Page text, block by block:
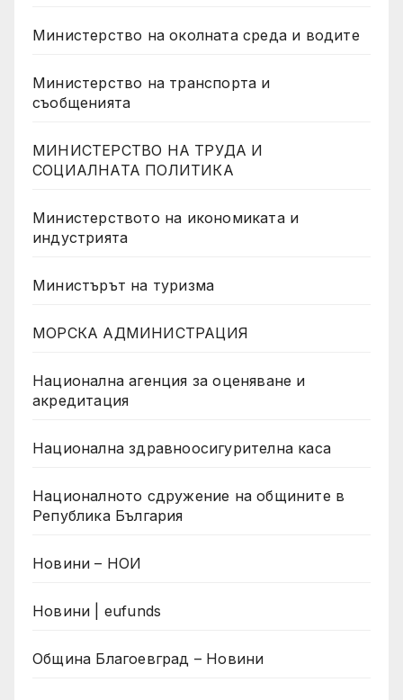
Министерство на околната среда и водите
Министерство на транспорта и
съобщенията
МИНИСТЕРСТВО НА ТРУДА И
СОЦИАЛНАТА ПОЛИТИКА
Министерството на икономиката и
индустрията
Министърът на туризма
МОРСКА АДМИНИСТРАЦИЯ
Национална агенция за оценяване и
акредитация
Национална здравноосигурителна каса
Националното сдружение на общините в
Република България
Новини – НОИ
Новини | eufunds
Община Благоевград – Новини